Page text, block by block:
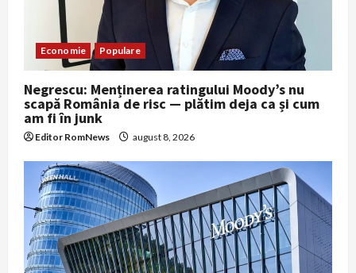
Economie Populare
Negrescu: Menținerea ratingului Moody’s nu
scapă România de risc — plătim deja ca și cum
am fi în junk
Editor RomNews august 8, 2026